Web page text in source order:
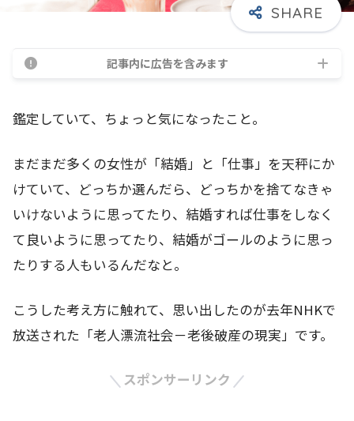
記事内に広告を含みます
鑑定していて、ちょっと気になったこと。
まだまだ多くの女性が「結婚」と「仕事」を天秤にか
けていて、どっちか選んだら、どっちかを捨てなきゃ
いけないように思ってたり、結婚すれば仕事をしなく
て良いように思ってたり、結婚がゴールのように思っ
たりする人もいるんだなと。
こうした考え方に触れて、思い出したのが去年NHKで
放送された「老人漂流社会－老後破産の現実」です。
スポンサーリンク